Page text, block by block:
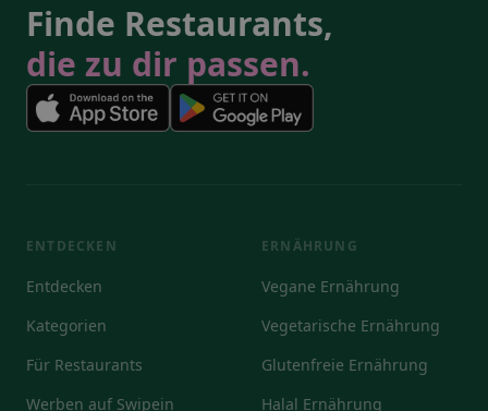
Finde Restaurants,
die zu dir passen.
ENTDECKEN
Entdecken
Kategorien
Für Restaurants
Werben auf Swipein
ERNÄHRUNG
Vegane Ernährung
Vegetarische Ernährung
Glutenfreie Ernährung
Halal Ernährung